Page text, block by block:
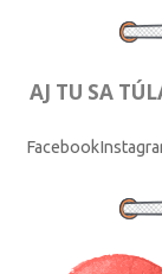
AJ TU SA
Facebook